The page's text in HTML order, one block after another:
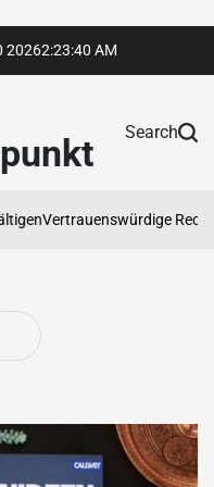
20262:23:41 AM
Search
Vertrauenswürdige